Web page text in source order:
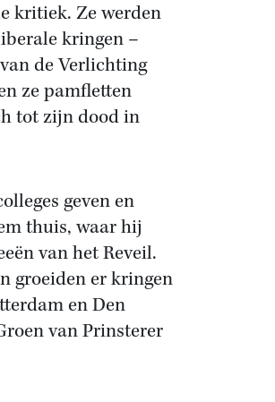
kritiek. Ze werden
kringen –
de Verlichting
ze pamfletten
tot zijn dood in
geven en
thuis, waar hij
van het Reveil.
groeiden er kringen
en Den
van Prinsterer